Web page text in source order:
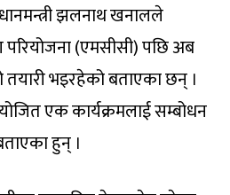
झलनाथ खनालले
(एमसीसी) पछि अब
भइरहेको बताएका छन् ।
एक कार्यक्रमलाई सम्बोधन
हुन् ।